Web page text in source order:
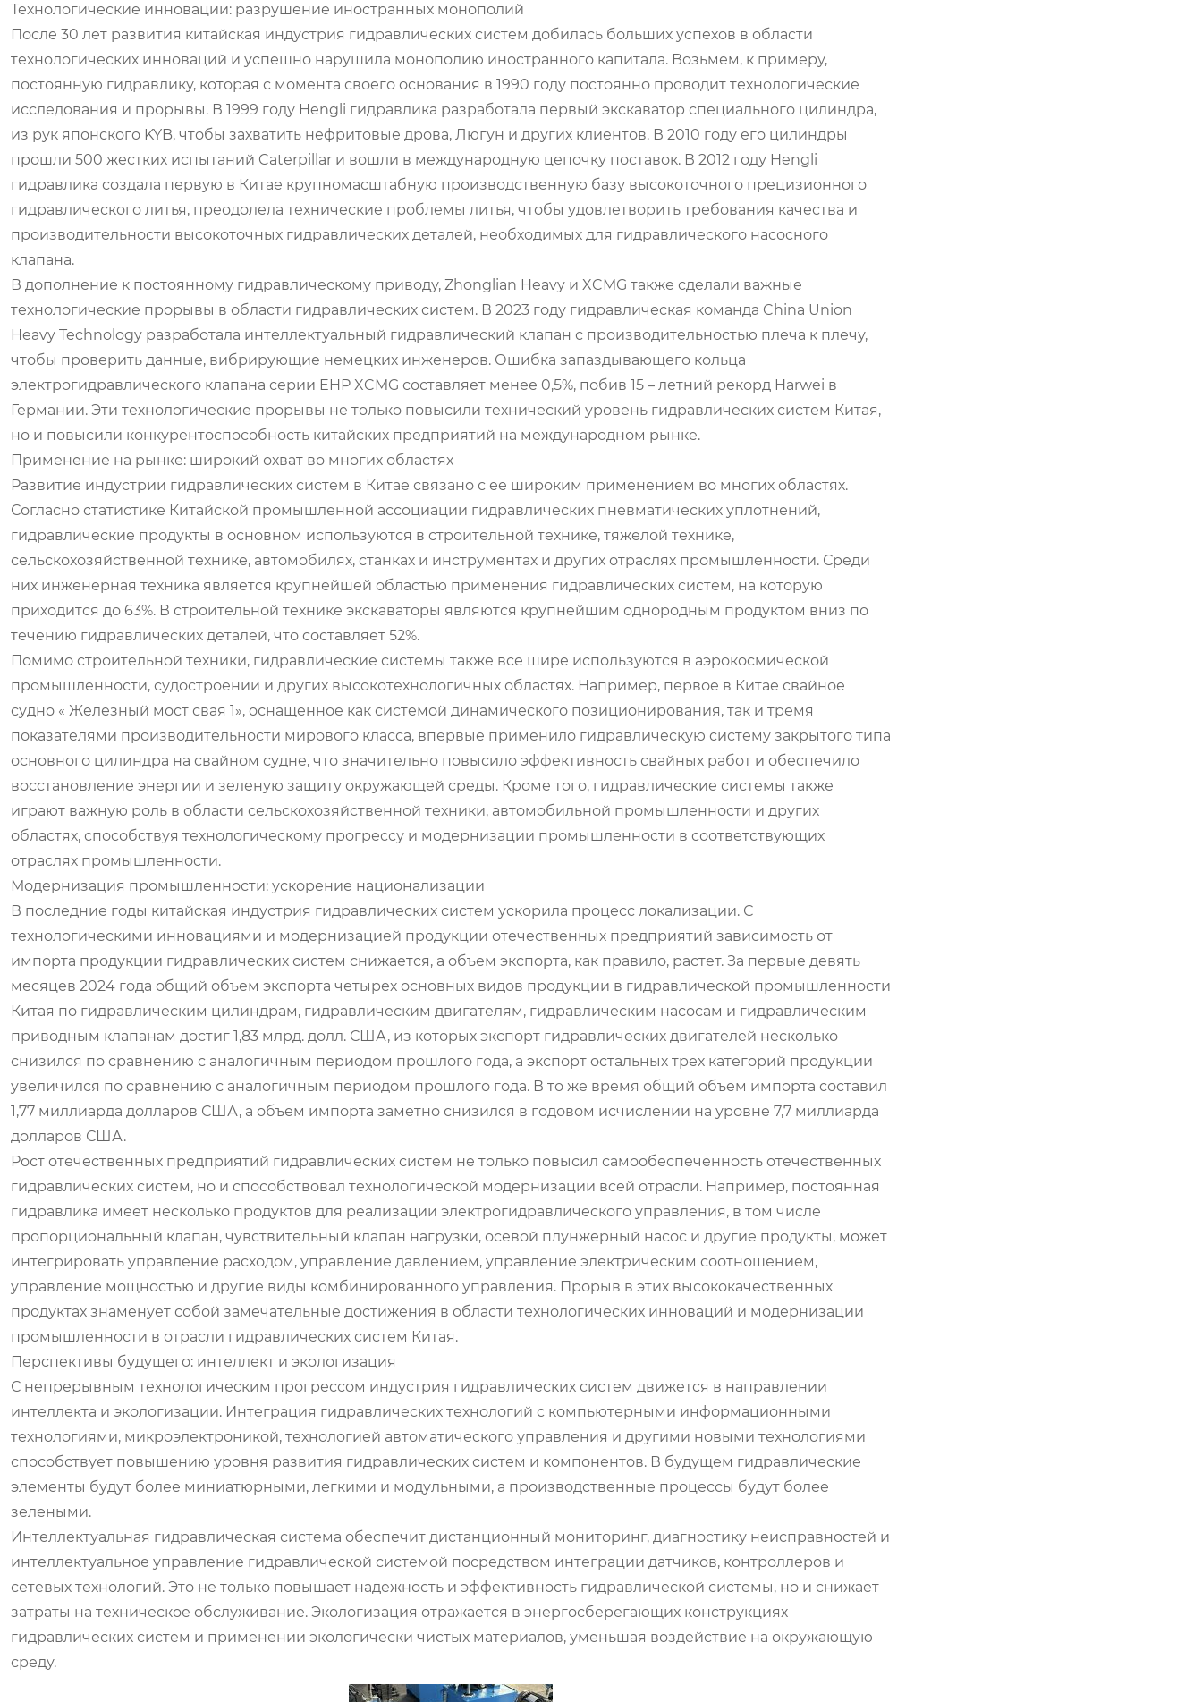
Технологические инновации: разрушение иностранных монополий
После 30 лет развития китайская индустрия гидравлических систем добилась больших успехов в области
технологических инноваций и успешно нарушила монополию иностранного капитала. Возьмем, к примеру,
постоянную гидравлику, которая с момента своего основания в 1990 году постоянно проводит технологические
исследования и прорывы. В 1999 году Hengli гидравлика разработала первый экскаватор специального цилиндра,
из рук японского KYB, чтобы захватить нефритовые дрова, Люгун и других клиентов. В 2010 году его цилиндры
прошли 500 жестких испытаний Caterpillar и вошли в международную цепочку поставок. В 2012 году Hengli
гидравлика создала первую в Китае крупномасштабную производственную базу высокоточного прецизионного
гидравлического литья, преодолела технические проблемы литья, чтобы удовлетворить требования качества и
производительности высокоточных гидравлических деталей, необходимых для гидравлического насосного
клапана.
В дополнение к постоянному гидравлическому приводу, Zhonglian Heavy и XCMG также сделали важные
технологические прорывы в области гидравлических систем. В 2023 году гидравлическая команда China Union
Heavy Technology разработала интеллектуальный гидравлический клапан с производительностью плеча к плечу,
чтобы проверить данные, вибрирующие немецких инженеров. Ошибка запаздывающего кольца
электрогидравлического клапана серии EHP XCMG составляет менее 0,5%, побив 15 – летний рекорд Harwei в
Германии. Эти технологические прорывы не только повысили технический уровень гидравлических систем Китая,
но и повысили конкурентоспособность китайских предприятий на международном рынке.
Применение на рынке: широкий охват во многих областях
Развитие индустрии гидравлических систем в Китае связано с ее широким применением во многих областях.
Согласно статистике Китайской промышленной ассоциации гидравлических пневматических уплотнений,
гидравлические продукты в основном используются в строительной технике, тяжелой технике,
сельскохозяйственной технике, автомобилях, станках и инструментах и других отраслях промышленности. Среди
них инженерная техника является крупнейшей областью применения гидравлических систем, на которую
приходится до 63%. В строительной технике экскаваторы являются крупнейшим однородным продуктом вниз по
течению гидравлических деталей, что составляет 52%.
Помимо строительной техники, гидравлические системы также все шире используются в аэрокосмической
промышленности, судостроении и других высокотехнологичных областях. Например, первое в Китае свайное
судно « Железный мост свая 1», оснащенное как системой динамического позиционирования, так и тремя
показателями производительности мирового класса, впервые применило гидравлическую систему закрытого типа
основного цилиндра на свайном судне, что значительно повысило эффективность свайных работ и обеспечило
восстановление энергии и зеленую защиту окружающей среды. Кроме того, гидравлические системы также
играют важную роль в области сельскохозяйственной техники, автомобильной промышленности и других
областях, способствуя технологическому прогрессу и модернизации промышленности в соответствующих
отраслях промышленности.
Модернизация промышленности: ускорение национализации
В последние годы китайская индустрия гидравлических систем ускорила процесс локализации. С
технологическими инновациями и модернизацией продукции отечественных предприятий зависимость от
импорта продукции гидравлических систем снижается, а объем экспорта, как правило, растет. За первые девять
месяцев 2024 года общий объем экспорта четырех основных видов продукции в гидравлической промышленности
Китая по гидравлическим цилиндрам, гидравлическим двигателям, гидравлическим насосам и гидравлическим
приводным клапанам достиг 1,83 млрд. долл. США, из которых экспорт гидравлических двигателей несколько
снизился по сравнению с аналогичным периодом прошлого года, а экспорт остальных трех категорий продукции
увеличился по сравнению с аналогичным периодом прошлого года. В то же время общий объем импорта составил
1,77 миллиарда долларов США, а объем импорта заметно снизился в годовом исчислении на уровне 7,7 миллиарда
долларов США.
Рост отечественных предприятий гидравлических систем не только повысил самообеспеченность отечественных
гидравлических систем, но и способствовал технологической модернизации всей отрасли. Например, постоянная
гидравлика имеет несколько продуктов для реализации электрогидравлического управления, в том числе
пропорциональный клапан, чувствительный клапан нагрузки, осевой плунжерный насос и другие продукты, может
интегрировать управление расходом, управление давлением, управление электрическим соотношением,
управление мощностью и другие виды комбинированного управления. Прорыв в этих высококачественных
продуктах знаменует собой замечательные достижения в области технологических инноваций и модернизации
промышленности в отрасли гидравлических систем Китая.
Перспективы будущего: интеллект и экологизация
С непрерывным технологическим прогрессом индустрия гидравлических систем движется в направлении
интеллекта и экологизации. Интеграция гидравлических технологий с компьютерными информационными
технологиями, микроэлектроникой, технологией автоматического управления и другими новыми технологиями
способствует повышению уровня развития гидравлических систем и компонентов. В будущем гидравлические
элементы будут более миниатюрными, легкими и модульными, а производственные процессы будут более
зелеными.
Интеллектуальная гидравлическая система обеспечит дистанционный мониторинг, диагностику неисправностей и
интеллектуальное управление гидравлической системой посредством интеграции датчиков, контроллеров и
сетевых технологий. Это не только повышает надежность и эффективность гидравлической системы, но и снижает
затраты на техническое обслуживание. Экологизация отражается в энергосберегающих конструкциях
гидравлических систем и применении экологически чистых материалов, уменьшая воздействие на окружающую
среду.